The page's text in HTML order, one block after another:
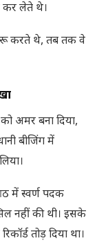
कर लेते थे।
करते थे, तब तक वे
अमर बना दिया,
बीजिंग में
में स्वर्ण पदक
नहीं की थी। इसके
तोड़ दिया था।